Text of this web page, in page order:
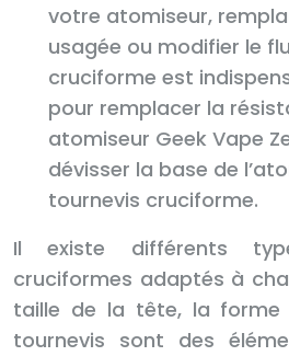
votre atomiseur,
usagée ou modifier le
cruciforme est
pour remplacer la
atomiseur Geek Vape
dévisser la base de
tournevis cruciforme.
Il existe différents
cruciformes adaptés à
taille de la tête, la
tournevis sont des